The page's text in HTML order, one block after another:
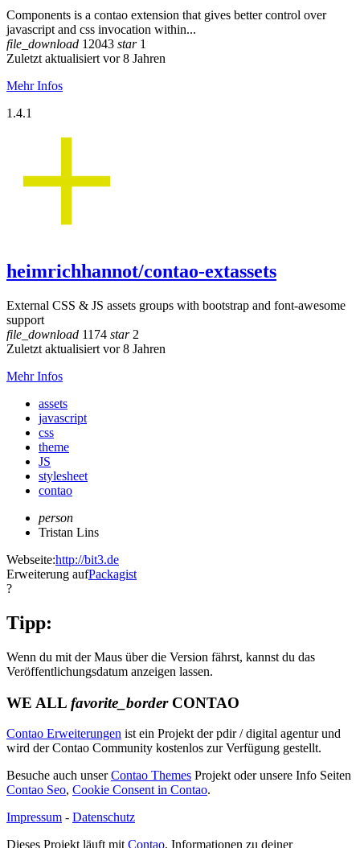
Components is a contao extension that gives better control over
javascript and css invocation within...
file_download 12043 star1
Zuletzt aktualisiert vor 8 Jahren
Mehr Infos
1.4.1
heimrichhannot/contao-extassets
External CSS & JS assets groups with bootstrap and font-awesome
support
file_download 1174 star2
Zuletzt aktualisiert vor 8 Jahren
Mehr Infos
assets
javascript
css
theme
JS
stylesheet
contao
person
Tristan Lins
Webseite:http://bit3.de
Erweiterung aufPackagist
?
Tipp:
Wenn du mit der Maus über die Version fährst, kannst du das
Veröffentlichungsdatum anzeigen lassen.
WE ALL favorite_borderCONTAO
Contao Erweiterungen ist ein Projekt der pdir / digital agentur und
wird der Contao Community kostenlos zur Verfügung gestellt.
Besuche auch unserContao Themes Projekt oder unsere Info Seiten
Contao Seo, Cookie Consent in Contao.
Impressum - Datenschutz
Dieses Projekt läuft mit Contao, Informationen zu deiner